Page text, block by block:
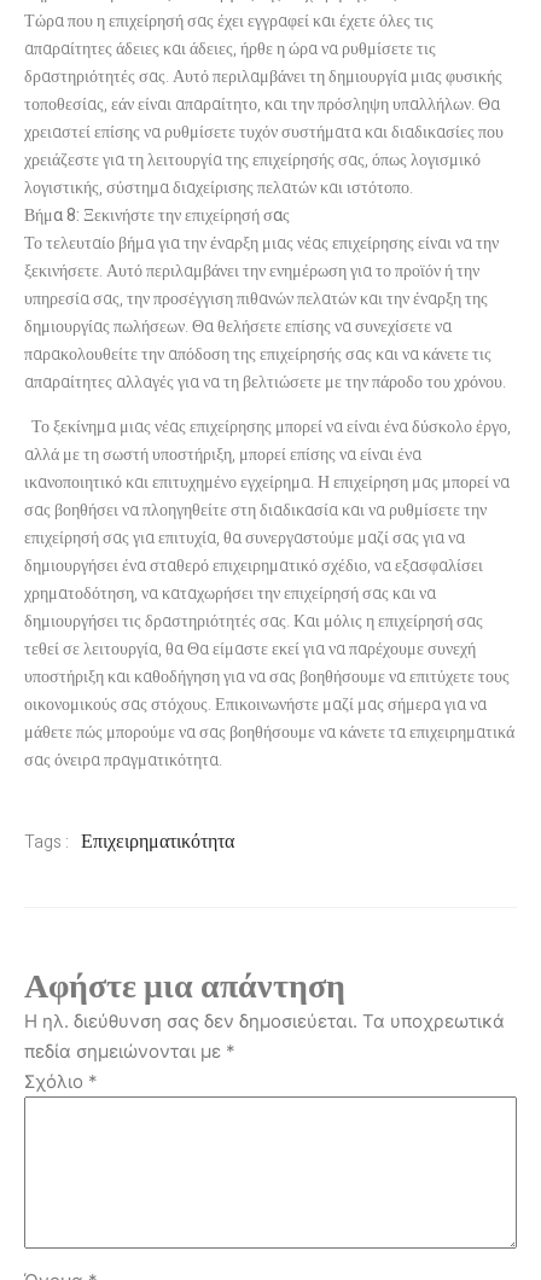
Τώρα που η επιχείρησή σας έχει εγγραφεί και έχετε όλες τις
απαραίτητες άδειες και άδειες, ήρθε η ώρα να ρυθμίσετε τις
δραστηριότητές σας. Αυτό περιλαμβάνει τη δημιουργία μιας φυσικής
τοποθεσίας, εάν είναι απαραίτητο, και την πρόσληψη υπαλλήλων. Θα
χρειαστεί επίσης να ρυθμίσετε τυχόν συστήματα και διαδικασίες που
χρειάζεστε για τη λειτουργία της επιχείρησής σας, όπως λογισμικό
λογιστικής, σύστημα διαχείρισης πελατών και ιστότοπο.
Βήμα 8: Ξεκινήστε την επιχείρησή σας
Το τελευταίο βήμα για την έναρξη μιας νέας επιχείρησης είναι να την
ξεκινήσετε. Αυτό περιλαμβάνει την ενημέρωση για το προϊόν ή την
υπηρεσία σας, την προσέγγιση πιθανών πελατών και την έναρξη της
δημιουργίας πωλήσεων. Θα θελήσετε επίσης να συνεχίσετε να
παρακολουθείτε την απόδοση της επιχείρησής σας και να κάνετε τις
απαραίτητες αλλαγές για να τη βελτιώσετε με την πάροδο του χρόνου.
Το ξεκίνημα μιας νέας επιχείρησης μπορεί να είναι ένα δύσκολο έργο,
αλλά με τη σωστή υποστήριξη, μπορεί επίσης να είναι ένα
ικανοποιητικό και επιτυχημένο εγχείρημα. Η επιχείρηση μας μπορεί να
σας βοηθήσει να πλοηγηθείτε στη διαδικασία και να ρυθμίσετε την
επιχείρησή σας για επιτυχία, θα συνεργαστούμε μαζί σας για να
δημιουργήσει ένα σταθερό επιχειρηματικό σχέδιο, να εξασφαλίσει
χρηματοδότηση, να καταχωρήσει την επιχείρησή σας και να
δημιουργήσει τις δραστηριότητές σας. Και μόλις η επιχείρησή σας
τεθεί σε λειτουργία, θα Θα είμαστε εκεί για να παρέχουμε συνεχή
υποστήριξη και καθοδήγηση για να σας βοηθήσουμε να επιτύχετε τους
οικονομικούς σας στόχους. Επικοινωνήστε μαζί μας σήμερα για να
μάθετε πώς μπορούμε να σας βοηθήσουμε να κάνετε τα επιχειρηματικά
σας όνειρα πραγματικότητα.
Tags : Επιχειρηματικότητα
Αφήστε μια απάντηση
Η ηλ. διεύθυνση σας δεν δημοσιεύεται. Τα υποχρεωτικά
πεδία σημειώνονται με *
Σχόλιο *